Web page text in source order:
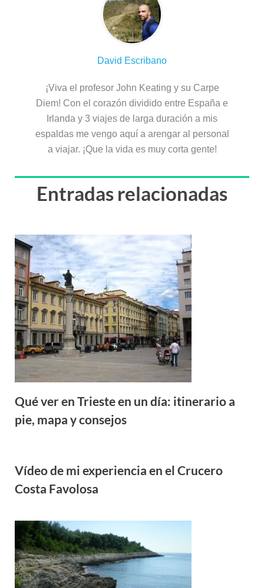
David Escribano
¡Viva el profesor John Keating y su Carpe
Diem! Con el corazón dividido entre España e
Irlanda y 3 viajes de larga duración a mis
espaldas me vengo aquí a arengar al personal
a viajar. ¡Que la vida es muy corta gente!
Entradas relacionadas
Qué ver en Trieste en un día: itinerario a
pie, mapa y consejos
Vídeo de mi experiencia en el Crucero
Costa Favolosa